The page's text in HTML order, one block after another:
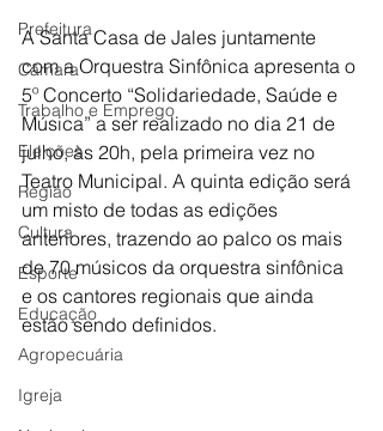
Prefeitura
Câmara
Trabalho e Emprego
Eleições
Região
Cultura
Esporte
Educação
Agropecuária
Igreja
A Santa Casa de Jales juntamente
com a Orquestra Sinfônica apresenta o
5º Concerto “Solidariedade, Saúde e
Música” a ser realizado no dia 21 de
julho, às 20h, pela primeira vez no
Teatro Municipal. A quinta edição será
um misto de todas as edições
anteriores, trazendo ao palco os mais
de 70 músicos da orquestra sinfônica
e os cantores regionais que ainda
estão sendo definidos.